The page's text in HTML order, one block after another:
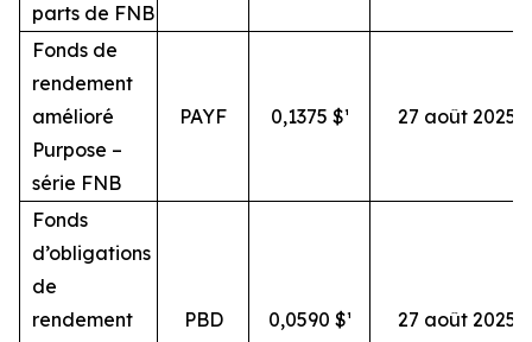
parts de FNB
Fonds de
rendement
amélioré
Purpose –
série FNB
PAYF 0,1375 $¹ 27 août 2025
Fonds
d’obligations
de
rendement
PBD 0,0590 $¹ 27 août 2025